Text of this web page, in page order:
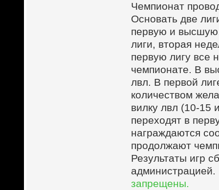
Чемпионат
Основать две
первую и
лиги, вторая
первую лигу все
чемпионате. В
лвл. В первой
количеством
вилку лвл (10-15
переходят в
награждаются
продолжают
Результаты игр
администрацией.
запрещены.